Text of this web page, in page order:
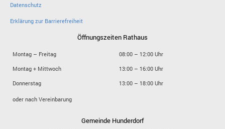
Datenschutz
Erklärung zur Barrierefreiheit
Öffnungszeiten Rathaus
Montag – Freitag
08:00 – 12:00 Uhr
Montag + Mittwoch
13:00 – 16:00 Uhr
Donnerstag
13:00 – 18:00 Uhr
oder nach Vereinbarung
Gemeinde Hunderdorf